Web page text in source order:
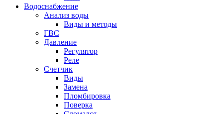
Водоснабжение
Анализ воды
Виды и методы
ГВС
Давление
Регулятор
Реле
Счетчик
Виды
Замена
Пломбировка
Поверка